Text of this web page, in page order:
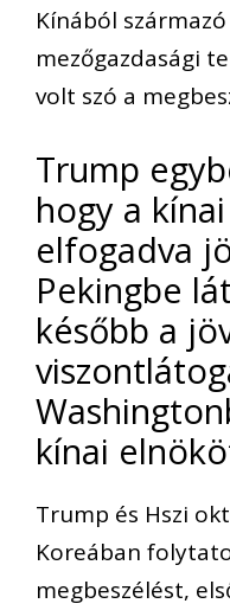
Kínából
mezőgazdasági
volt szó a
Trump
hogy a
elfogadva
Pekingbe
később a
kínai
Trump és Hszi
Koreában
megbeszélést,